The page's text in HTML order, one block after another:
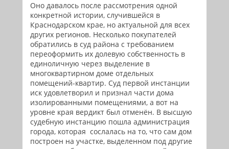
Оно давалось после рассмотрения одной
конкретной истории, случившейся в
Краснодарском крае, но актуальной для всех
других регионов. Несколько покупателей
обратились в суд района с требованием
переоформить их долевую собственность в
единоличную через выделение в
многоквартирном доме отдельных
помещений-квартир. Суд первой инстанции
иск удовлетворил и признал части дома
изолированными помещениями, а вот на
уровне края вердикт был отменён. В высшую
судебную инстанцию пошла администрация
города, которая сослалась на то, что сам дом
построен на участке, выделенном под другие